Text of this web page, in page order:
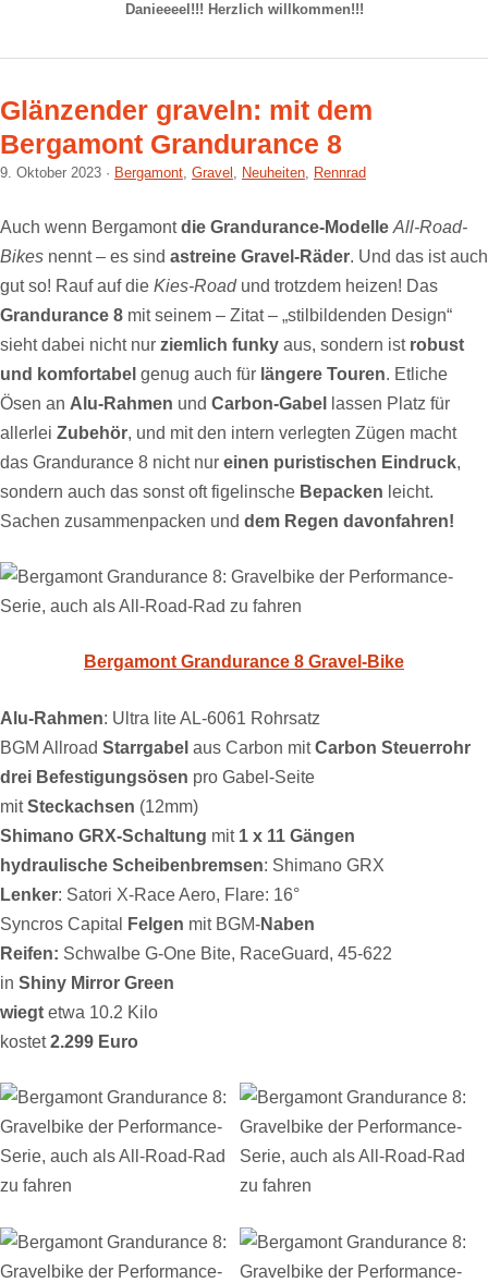
Danieeeel!!! Herzlich willkommen!!!
Glänzender graveln: mit dem
Bergamont Grandurance 8
9. Oktober 2023 Bergamont, Gravel , Neuheiten, Rennrad
Auch wenn Bergamontdie Grandurance-Modelle All-Road-
Bikes nennt – es sind astreine Gravel-Räder. Und das ist auch
gut so! Rauf auf die Kies-Roadund trotzdem heizen! Das
Grandurance 8 mit seinem – Zitat – „stilbildenden Design“
sieht dabei nicht nur ziemlich funky aus, sondern ist robust
und komfortabel genug auch für längere Touren. Etliche
Ösen an Alu-Rahmen und Carbon-Gabel lassen Platz für
allerlei Zubehör, und mit den intern verlegten Zügen macht
das Grandurance 8 nicht nur einen puristischen Eindruck,
sondern auch das sonst oft figelinsche Bepacken leicht.
Sachen zusammenpacken und dem Regen davonfahren!
Bergamont Grandurance 8 Gravel-Bike
Alu-Rahmen: Ultra lite AL-6061 Rohrsatz
BGM Allroad Starrgabel aus Carbon mitCarbon Steuerrohr
drei Befestigungsösen pro Gabel-Seite
mitSteckachsen (12mm)
Shimano GRX-Schaltung mit 1 x 11 Gängen
hydraulische Scheibenbremsen: Shimano GRX
Lenker: Satori X-Race Aero, Flare: 16°
Syncros Capital Felgen mit BGM-Naben
Reifen: Schwalbe G-One Bite, RaceGuard, 45-622
in Shiny Mirror Green
wiegt etwa 10.2 Kilo
kostet2.299 Euro